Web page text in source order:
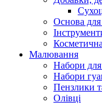
Основа
Малювання
Набори
Набори
Пензлики
Олівці